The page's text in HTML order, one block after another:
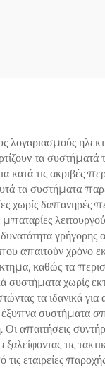
τα
κατά τις ακριβές
τα συστήματα
χωρίς δαπανηρές
απαιτούν χρόνο
καθώς τα
χωρίς
τα ιδανικά
συστήματα
απαιτήσεις
τις
τις εταιρείες